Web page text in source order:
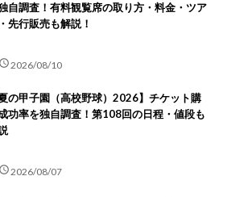
自調査！有料観覧席の取り方・料金・ツア
先行販売も解説！
schedule2026/08/10
夏の甲子園（高校野球）2026】チケット購
功率を独自調査！第108回の日程・値段も
schedule2026/08/07